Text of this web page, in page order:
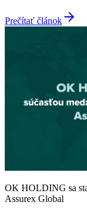
Prečítať článok
OK HOLDING sa
Assurex Global